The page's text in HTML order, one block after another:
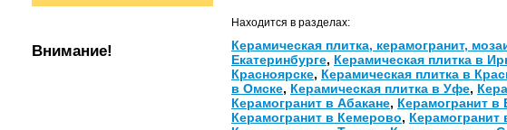
Внимание!
Находится в разделах:
Керамическая плитка, керамогранит,
Екатеринбурге, Керамическая плитка в
Красноярске, Керамическая плитка в
в Омске, Керамическая плитка в Уфе,
Керамогранит в Абакане, Керамогранит в
Керамогранит в Кемерово, Керамогранит